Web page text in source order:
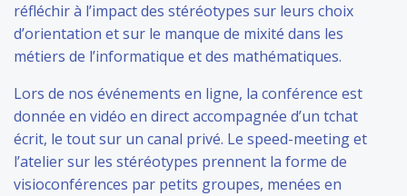
réfléchir à l’impact des stéréotypes sur leurs choix
d’orientation et sur le manque de mixité dans les
métiers de l’informatique et des mathématiques.
Lors de nos événements en ligne, la conférence est
donnée en vidéo en direct accompagnée d’un tchat
écrit, le tout sur un canal privé. Le speed-meeting et
l’atelier sur les stéréotypes prennent la forme de
visioconférences par petits groupes, menées en